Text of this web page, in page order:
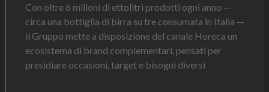
Con oltre 6 milioni di ettolitri prodotti ogni anno —
circa una bottiglia di birra su tre consumata in Italia —
il Gruppo mette a disposizione del canale Horeca un
ecosistema di brand complementari, pensati per
presidiare occasioni, target e bisogni diversi